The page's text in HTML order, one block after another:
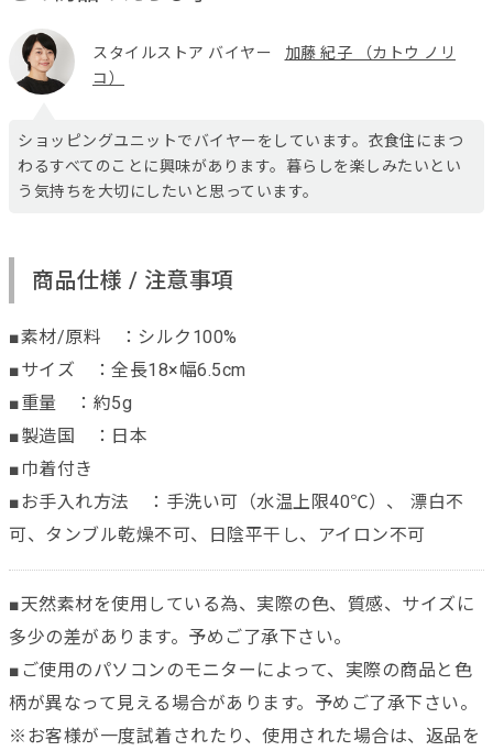
スタイルストア バイヤー
加藤 紀子 （カトウ ノリ
コ）
ショッピングユニットでバイヤーをしています。衣食住にまつ
わるすべてのことに興味があります。暮らしを楽しみたいとい
う気持ちを大切にしたいと思っています。
商品仕様 / 注意事項
■素材/原料 ：シルク100%
■サイズ ：全長18×幅6.5cm
■重量 ：約5g
■製造国 ：日本
■巾着付き
■お手入れ方法 ：手洗い可（水温上限40℃）、 漂白不
可、タンブル乾燥不可、日陰平干し、アイロン不可
■天然素材を使用している為、実際の色、質感、サイズに
多少の差があります。予めご了承下さい。
■ご使用のパソコンのモニターによって、実際の商品と色
柄が異なって見える場合があります。予めご了承下さい。
※お客様が一度試着されたり、使用された場合は、返品を